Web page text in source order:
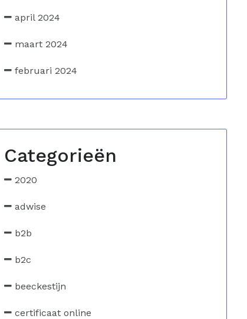
april 2024
maart 2024
februari 2024
Categorieën
2020
adwise
b2b
b2c
beeckestijn
certificaat online